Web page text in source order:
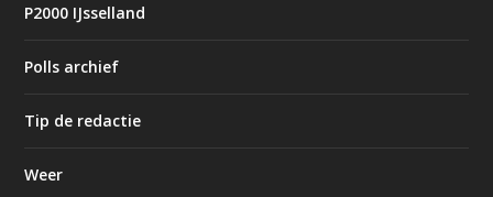
P2000 IJsselland
Polls archief
Tip de redactie
Weer